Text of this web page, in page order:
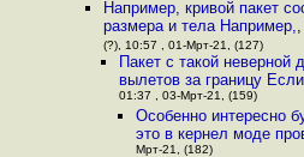
Например, кривой пакет
размера и тела Например,,
(?), 10:57 , 01-Мрт-21, (127)
Пакет с такой неверной
вылетов за границу
01:37 , 03-Мрт-21, (159)
Особенно интересно
это в кернел моде
Мрт-21, (182)